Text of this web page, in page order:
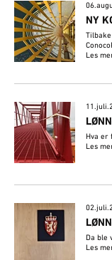
NY
Les
Hva er
Les
Da ble
Les